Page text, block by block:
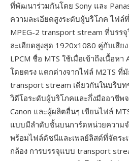
ที่พัฒนาร่วมกันโดย Sony และ
ความละเอียดสูงระดับผู้บริโภค ไฟ
MPEG-2 transport stream ที่บรร
ละเอียดสูงสุด 1920x1080 คู่กับเสีย
LPCM ชื่อ MTS ใช้เมื่อเข้าถึงเนื้อห
โดยตรง แตกต่างจากไฟล์ M2TS ที่
transport stream เดียวกันในบริบ
วิดีโอระดับผู้บริโภคและกึ่งมืออาชีพ
Canon และผู้ผลิตอื่นๆ เขียนไฟล์
แบบมีลำดับชั้นบนการ์ดหน่วยความ
พร้อมไฟล์ดัชนีและเพลย์ลิสต์ที่จัดระ
กล้อง การบรรจุแบบ transport